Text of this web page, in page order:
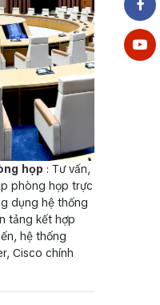
họp : Tư vấn,
phòng họp trực
dụng hệ thống
tảng kết hợp
hệ thống
Cisco chính